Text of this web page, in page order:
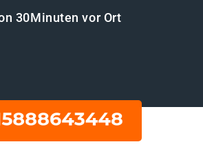
30Minuten vor Ort